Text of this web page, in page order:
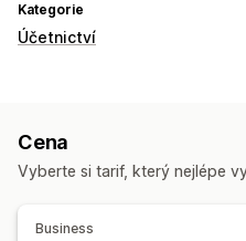
Kategorie
Účetnictví
Automatizovaná synchronizace
Cena
Vyberte si tarif, který nejlépe
Business